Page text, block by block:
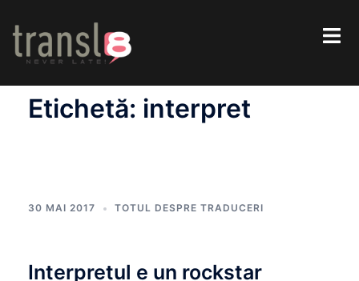
Etichetă: interpret
30 MAI 2017 TOTUL DESPRE TRADUCERI
Interpretul e un rockstar